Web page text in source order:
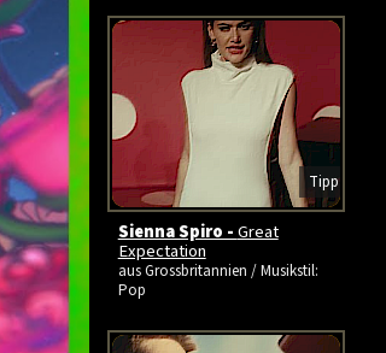
Tipp
Sienna Spiro -Great
Expectation
aus Grossbritannien / Musikstil:
Pop